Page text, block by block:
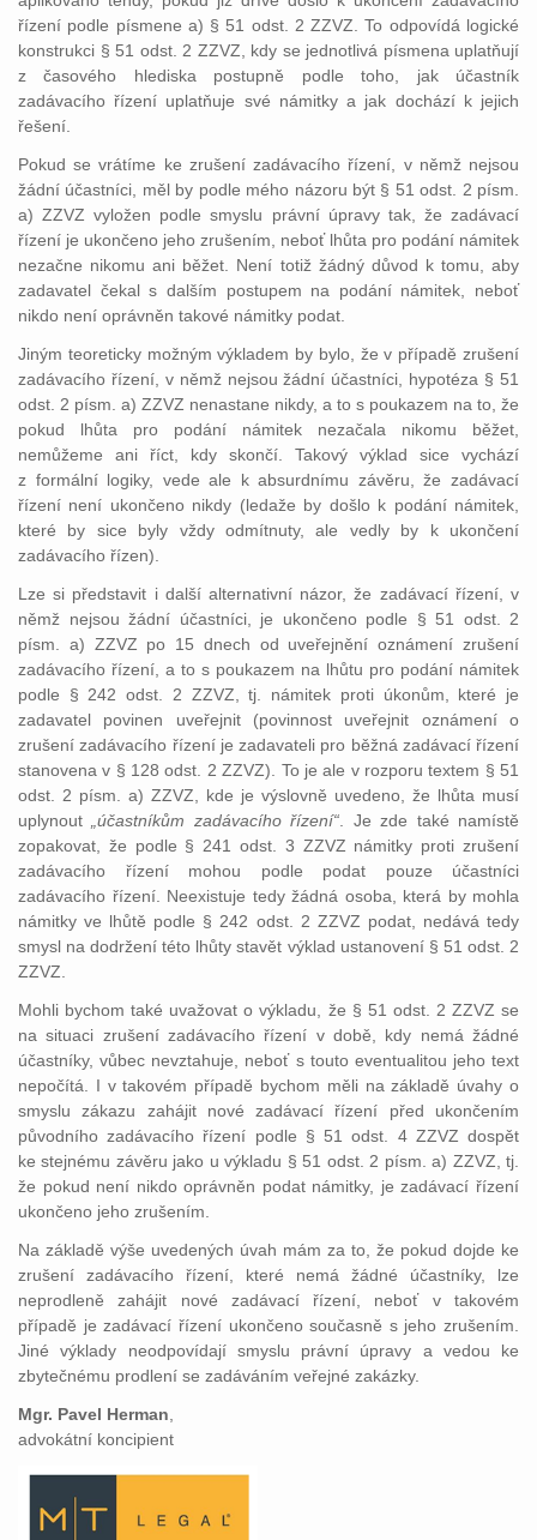
řízení podle písmene a) § 51 odst. 2 ZZVZ. To odpovídá logické
konstrukci § 51 odst. 2 ZZVZ, kdy se jednotlivá písmena uplatňují
z časového hlediska postupně podle toho, jak účastník
zadávacího řízení uplatňuje své námitky a jak dochází k jejich
řešení.
Pokud se vrátíme ke zrušení zadávacího řízení, v němž nejsou
žádní účastníci, měl by podle mého názoru být § 51 odst. 2 písm.
a) ZZVZ vyložen podle smyslu právní úpravy tak, že zadávací
řízení je ukončeno jeho zrušením, neboť lhůta pro podání námitek
nezačne nikomu ani běžet. Není totiž žádný důvod k tomu, aby
zadavatel čekal s dalším postupem na podání námitek, neboť
nikdo není oprávněn takové námitky podat.
Jiným teoreticky možným výkladem by bylo, že v případě zrušení
zadávacího řízení, v němž nejsou žádní účastníci, hypotéza § 51
odst. 2 písm. a) ZZVZ nenastane nikdy, a to s poukazem na to, že
pokud lhůta pro podání námitek nezačala nikomu běžet,
nemůžeme ani říct, kdy skončí. Takový výklad sice vychází
z formální logiky, vede ale k absurdnímu závěru, že zadávací
řízení není ukončeno nikdy (ledaže by došlo k podání námitek,
které by sice byly vždy odmítnuty, ale vedly by k ukončení
zadávacího řízen).
Lze si představit i další alternativní názor, že zadávací řízení, v
němž nejsou žádní účastníci, je ukončeno podle § 51 odst. 2
písm. a) ZZVZ po 15 dnech od uveřejnění oznámení zrušení
zadávacího řízení, a to s poukazem na lhůtu pro podání námitek
podle § 242 odst. 2 ZZVZ, tj. námitek proti úkonům, které je
zadavatel povinen uveřejnit (povinnost uveřejnit oznámení o
zrušení zadávacího řízení je zadavateli pro běžná zadávací řízení
stanovena v § 128 odst. 2 ZZVZ). To je ale v rozporu textem § 51
odst. 2 písm. a) ZZVZ, kde je výslovně uvedeno, že lhůta musí
uplynout
„účastníkům zadávacího řízení“ . Je zde také namístě
zopakovat, že podle § 241 odst. 3 ZZVZ námitky proti zrušení
zadávacího řízení mohou podle podat pouze účastníci
zadávacího řízení. Neexistuje tedy žádná osoba, která by mohla
námitky ve lhůtě podle § 242 odst. 2 ZZVZ podat, nedává tedy
smysl na dodržení této lhůty stavět výklad ustanovení § 51 odst. 2
ZZVZ.
Mohli bychom také uvažovat o výkladu, že § 51 odst. 2 ZZVZ se
na situaci zrušení zadávacího řízení v době, kdy nemá žádné
účastníky, vůbec nevztahuje, neboť s touto eventualitou jeho text
nepočítá. I v takovém případě bychom měli na základě úvahy o
smyslu zákazu zahájit nové zadávací řízení před ukončením
původního zadávacího řízení podle § 51 odst. 4 ZZVZ dospět
ke stejnému závěru jako u výkladu § 51 odst. 2 písm. a) ZZVZ, tj.
že pokud není nikdo oprávněn podat námitky, je zadávací řízení
ukončeno jeho zrušením.
Na základě výše uvedených úvah mám za to, že pokud dojde ke
zrušení zadávacího řízení, které nemá žádné účastníky, lze
neprodleně zahájit nové zadávací řízení, neboť v takovém
případě je zadávací řízení ukončeno současně s jeho zrušením.
Jiné výklady neodpovídají smyslu právní úpravy a vedou ke
zbytečnému prodlení se zadáváním veřejné zakázky.
Mgr. Pavel Herman
advokátní koncipient